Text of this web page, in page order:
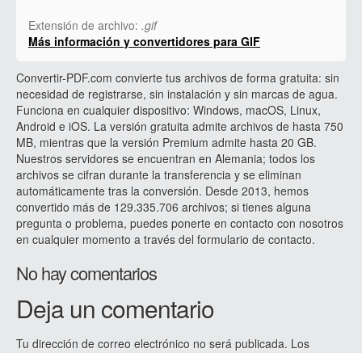
Extensión de archivo: .gif
Más información y convertidores para GIF
Convertir-PDF.com convierte tus archivos de forma gratuita: sin
necesidad de registrarse, sin instalación y sin marcas de agua.
Funciona en cualquier dispositivo: Windows, macOS, Linux,
Android e iOS. La versión gratuita admite archivos de hasta 750
MB, mientras que la versión Premium admite hasta 20 GB.
Nuestros servidores se encuentran en Alemania; todos los
archivos se cifran durante la transferencia y se eliminan
automáticamente tras la conversión. Desde 2013, hemos
convertido más de 129.335.706 archivos; si tienes alguna
pregunta o problema, puedes ponerte en contacto con nosotros
en cualquier momento a través del formulario de contacto.
No hay comentarios
Deja un comentario
Tu dirección de correo electrónico no será publicada. Los